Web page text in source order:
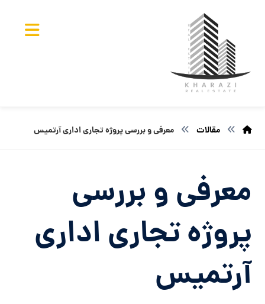
مقالات معرفی و بررسی پروژه تجاری اداری آرتمیس
معرفی و بررسی
پروژه تجاری اداری
آرتمیس